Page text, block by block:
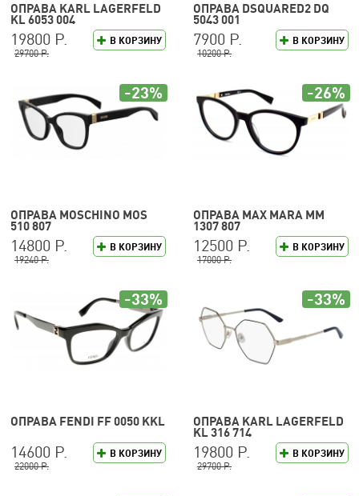
ОПРАВА KARL LAGERFELD
KL 6053 004
В КОРЗИНУ
19800 Р.
29700 Р.
ОПРАВА DSQUARED2 DQ
5043 001
В КОРЗИНУ
7900 Р.
10200 Р.
ОПРАВА MOSCHINO MOS
510 807
В КОРЗИНУ
14800 Р.
19240 Р.
-23%
ОПРАВА MAX MARA MM
1307 807
В КОРЗИНУ
12500 Р.
17000 Р.
-26%
ОПРАВА FENDI FF 0050 KKL
В КОРЗИНУ
14600 Р.
22000 Р.
-33%
ОПРАВА KARL LAGERFELD
KL 316 714
В КОРЗИНУ
19800 Р.
29700 Р.
-33%